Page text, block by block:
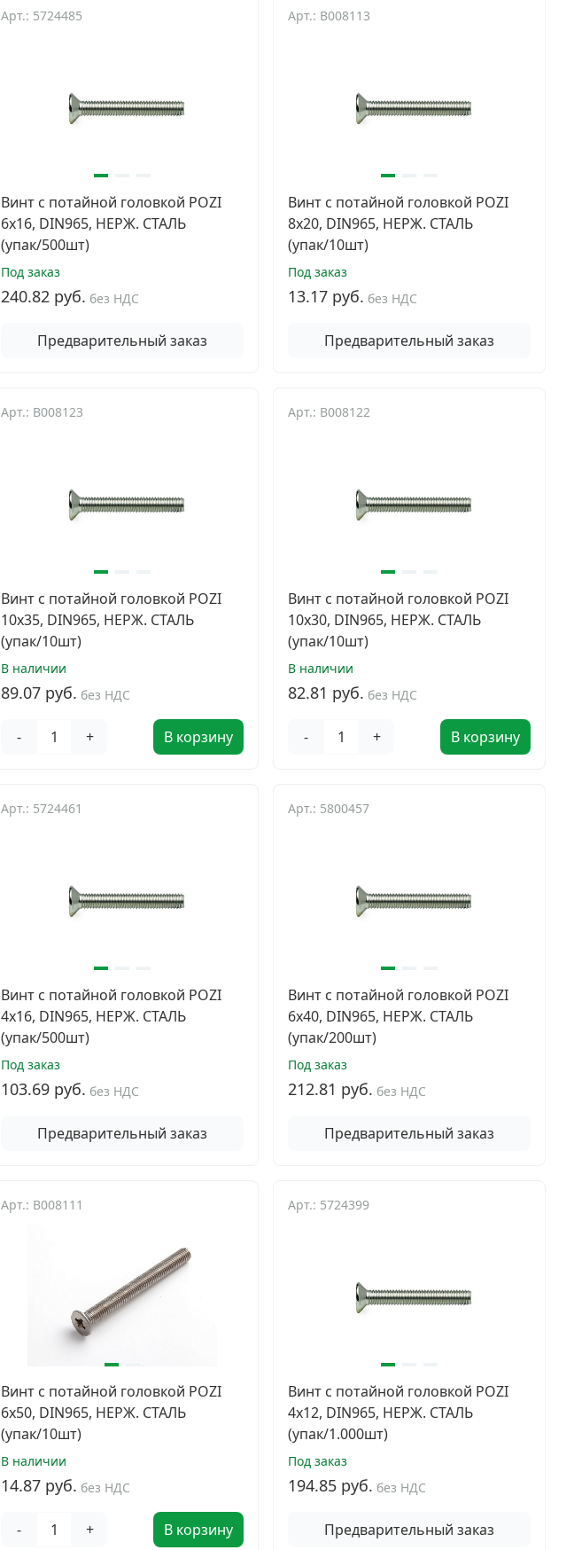
Арт.: 5724485
Винт с потайной головкой POZI
6х16, DIN965, НЕРЖ. СТАЛЬ
(упак/500шт)
Под заказ
240.82 руб. без НДС
Предварительный заказ
Арт.: B008113
Винт с потайной головкой POZI
8х20, DIN965, НЕРЖ. СТАЛЬ
(упак/10шт)
Под заказ
13.17 руб. без НДС
Предварительный заказ
Арт.: B008123
Винт с потайной головкой POZI
10х35, DIN965, НЕРЖ. СТАЛЬ
(упак/10шт)
В наличии
89.07 руб. без НДС
- + В корзину
Арт.: B008122
Винт с потайной головкой POZI
10х30, DIN965, НЕРЖ. СТАЛЬ
(упак/10шт)
В наличии
82.81 руб. без НДС
- + В корзину
Арт.: 5724461
Винт с потайной головкой POZI
4х16, DIN965, НЕРЖ. СТАЛЬ
(упак/500шт)
Под заказ
103.69 руб. без НДС
Предварительный заказ
Арт.: 5800457
Винт с потайной головкой POZI
6х40, DIN965, НЕРЖ. СТАЛЬ
(упак/200шт)
Под заказ
212.81 руб. без НДС
Предварительный заказ
Арт.: B008111
Винт с потайной головкой POZI
6х50, DIN965, НЕРЖ. СТАЛЬ
(упак/10шт)
В наличии
14.87 руб. без НДС
- + В корзину
Арт.: 5724399
Винт с потайной головкой POZI
4х12, DIN965, НЕРЖ. СТАЛЬ
(упак/1.000шт)
Под заказ
194.85 руб. без НДС
Предварительный заказ